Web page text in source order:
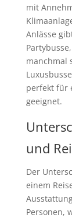
mit
Anlässe
manchmal
perfekt für
geeignet.
und
Der
einem
Personen,